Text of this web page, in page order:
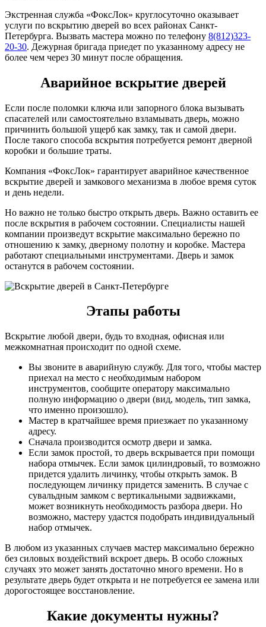
Экстренная служба «ФоксЛок» круглосуточно оказывает
услуги по вскрытию дверей во всех районах Санкт-
Петербурга. Вызвать мастера можно по телефону 8(812)323-
20-30. Дежурная бригада приедет по указанному адресу не
более чем через 30 минут после обращения.
Аварийное вскрытие дверей
Если после поломки ключа или запорного блока вызывать
спасателей или самостоятельно взламывать дверь, можно
причинить большой ущерб как замку, так и самой двери.
После такого способа вскрытия потребуется ремонт дверной
коробки и большие траты.
Компания «ФоксЛок» гарантирует аварийное качественное
вскрытие дверей и замкового механизма в любое время суток
и день недели.
Но важно не только быстро открыть дверь. Важно оставить ее
после вскрытия в рабочем состоянии. Специалисты нашей
компании произведут вскрытие максимально бережно по
отношению к замку, дверному полотну и коробке. Мастера
работают специальными инструментами. Дверь и замок
останутся в рабочем состоянии.
Этапы работы
Вскрытие любой двери, будь то входная, офисная или
межкомнатная происходит по одной схеме.
Вы звоните в аварийную службу. Для того, чтобы мастер
приехал на место с необходимым набором
инструментов, сообщите оператору максимально
полную информацию о двери (вид, модель, тип замка,
что именно произошло).
Мастер в кратчайшее время приезжает по указанному
адресу.
Сначала производится осмотр двери и замка.
Если замок простой, то дверь вскрывается при помощи
набора отмычек. Если замок цилиндровый, то возможно
придется удалить личинку, чтобы открыть замок. В
последующем личинку придется заменить. В случае с
сувальдным замком с вертикальными задвижками,
может возникнуть необходимость разбора двери. Но
возможно, мастеру удастся подобрать индивидуальный
набор отмычек.
В любом из указанных случаев мастер максимально бережно
без силовых воздействий вскроет дверь. В особо сложных
случаях это может занять достаточно много времени. Но в
результате дверь будет открыта и не потребуется ее замена или
дорогостоящее восстановление.
Какие документы нужны?